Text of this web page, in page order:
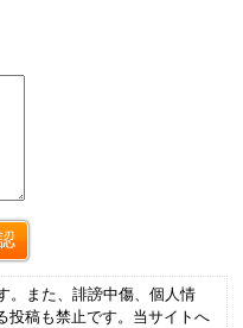
。また、誹謗中傷、個人情
投稿も禁止です。当サイトへ